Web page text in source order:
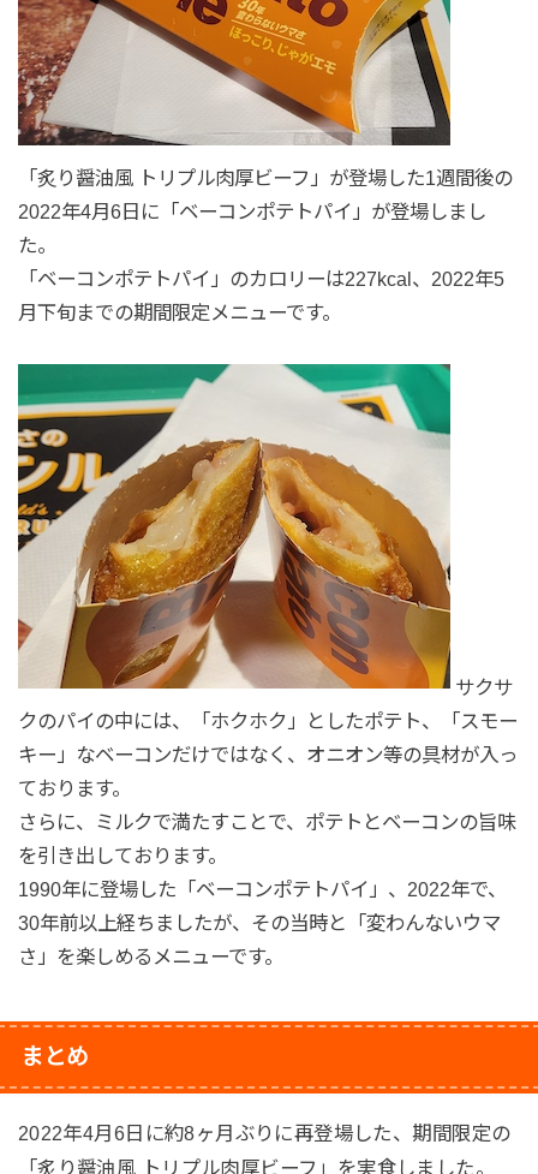
「炙り醤油風 トリプル肉厚ビーフ」が登場した1週間後の
2022年4月6日に「ベーコンポテトパイ」が登場しまし
た。
「ベーコンポテトパイ」のカロリーは227kcal、2022年5
月下旬までの期間限定メニューです。
サクサ
クのパイの中には、「ホクホク」としたポテト、「スモー
キー」なベーコンだけではなく、オニオン等の具材が入っ
ております。
さらに、ミルクで満たすことで、ポテトとベーコンの旨味
を引き出しております。
1990年に登場した「ベーコンポテトパイ」、2022年で、
30年前以上経ちましたが、その当時と「変わんないウマ
さ」を楽しめるメニューです。
まとめ
2022年4月6日に約8ヶ月ぶりに再登場した、期間限定の
「炙り醤油風 トリプル肉厚ビーフ」を実食しました。